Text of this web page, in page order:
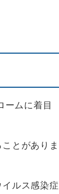
ームに着目
とがありま
ルス感染症